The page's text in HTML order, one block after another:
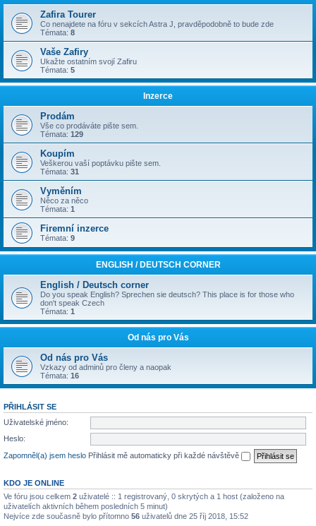
Zafira Tourer
Co nenajdete na fóru v sekcích Astra J, pravděpodobně to bude zde
Témata: 8
Vaše Zafiry
Ukažte ostatním svojí Zafiru
Témata: 5
Inzerce
Prodám
Vše co prodáváte pište sem.
Témata: 129
Koupím
Veškerou vaší poptávku pište sem.
Témata: 31
Vyměním
Něco za něco
Témata: 1
Firemní inzerce
Témata: 9
ENGLISH / DEUTSCH CORNER
English / Deutsch corner
Do you speak English? Sprechen sie deutsch? This place is for those who
don't speak Czech
Témata: 1
Od nás pro Vás
Od nás pro Vás
Vzkazy od adminů pro členy a naopak
Témata: 16
PŘIHLÁSIT SE
Uživatelské jméno:
Heslo:
Zapomněl(a) jsem heslo Přihlásit mě automaticky při každé návštěvě
KDO JE ONLINE
Ve fóru jsou celkem 2 uživatelé :: 1 registrovaný, 0 skrytých a 1 host (založeno na
uživatelích aktivních během posledních 5 minut)
Nejvíce zde současně bylo přítomno 56 uživatelů dne 25 říj 2018, 15:52